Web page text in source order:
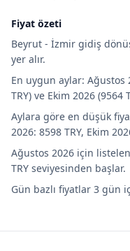
Fiyat özeti
Beyrut - İzmir gidiş
yer alır.
En uygun aylar: Ağustos
TRY) ve Ekim 2026 (9564
Aylara göre en düşük
2026: 8598 TRY, Ekim
Ağustos 2026 için
TRY seviyesinden başlar.
Gün bazlı fiyatlar 3 gün